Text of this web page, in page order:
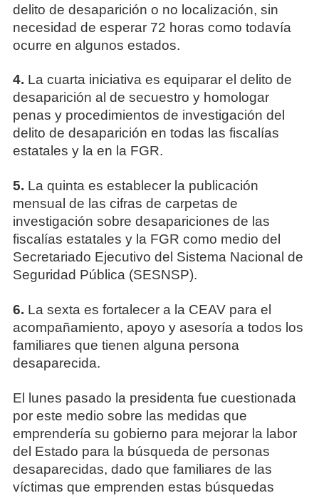
delito de desaparición o no localización, sin
necesidad de esperar 72 horas como todavía
ocurre en algunos estados.
4. La cuarta iniciativa es equiparar el delito de
desaparición al de secuestro y homologar
penas y procedimientos de investigación del
delito de desaparición en todas las fiscalías
estatales y la en la FGR.
5. La quinta es establecer la publicación
mensual de las cifras de carpetas de
investigación sobre desapariciones de las
fiscalías estatales y la FGR como medio del
Secretariado Ejecutivo del Sistema Nacional de
Seguridad Pública (SESNSP).
6. La sexta es fortalecer a la CEAV para el
acompañamiento, apoyo y asesoría a todos los
familiares que tienen alguna persona
desaparecida.
El lunes pasado la presidenta fue cuestionada
por este medio sobre las medidas que
emprendería su gobierno para mejorar la labor
del Estado para la búsqueda de personas
desaparecidas, dado que familiares de las
víctimas que emprenden estas búsquedas